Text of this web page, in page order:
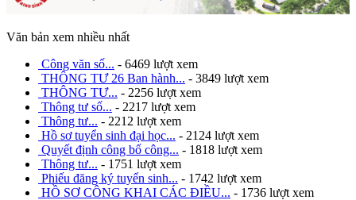
Văn bản xem nhiều nhất
Công văn số... - 6469 lượt xem
THÔNG TƯ 26 Ban hành... - 3849 lượt xem
THÔNG TƯ... - 2256 lượt xem
Thông tư số... - 2217 lượt xem
Thông tư... - 2212 lượt xem
Hồ sơ tuyển sinh đại học... - 2124 lượt xem
Quyết định công bố công... - 1818 lượt xem
Thông tư... - 1751 lượt xem
Phiếu đăng ký tuyển sinh... - 1742 lượt xem
HỒ SƠ CÔNG KHAI CÁC ĐIỀU... - 1736 lượt xem